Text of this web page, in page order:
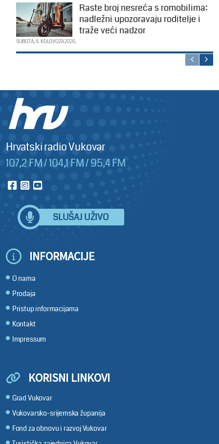
Raste broj nesreća s romobilima:
nadležni upozoravaju roditelje i
traže veći nadzor
SUBOTA, 8. KOLOVOZA 2026.
Hrvatski radio Vukovar
107,2 FM / 104,1 FM / 95,4 FM
SLUŠAJ UŽIVO
INFORMACIJE
O nama
Prodaja
Pristup informacijama
Kontakt
Impressum
KORISNI LINKOVI
Grad Vukovar
Vukovarsko-srijemska županija
Fond za obnovu i razvoj Vukovar